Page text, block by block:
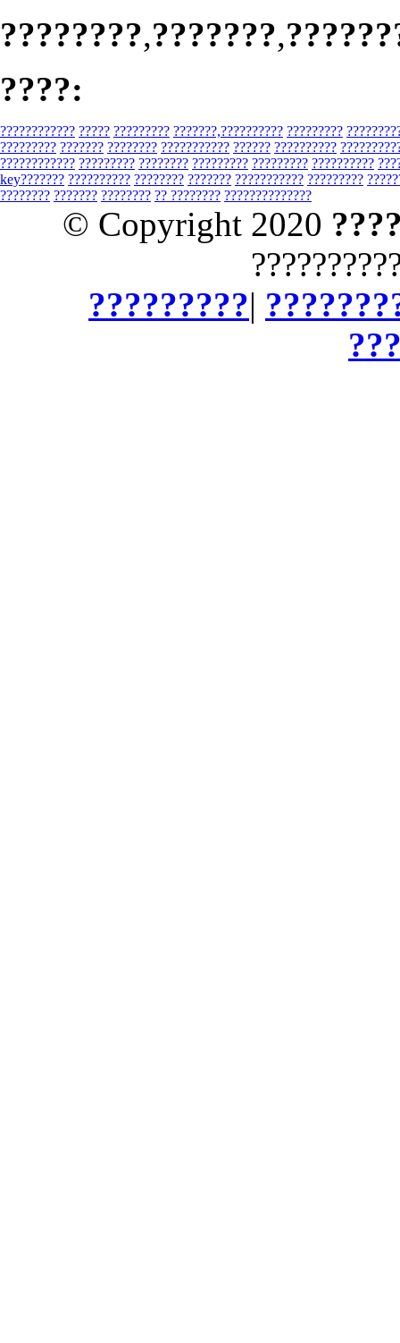
????????,???????,
????:
???????????? ????? ????????? ???????,?????????? ?????????
????????? ??????? ???????? ??????????? ?????? ??????????
???????????? ????????? ???????? ????????? ????????? ??????????
key??????? ?????????? ???????? ??????? ??????????? ?????????
???????? ??????? ???????? ?? ???????? ??????????????
© Copyright 2020
?????????|